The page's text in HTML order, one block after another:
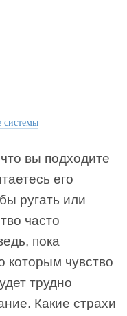
системы
вы подхо­дите
его
ругать или
часто
пока
которым чувство
трудно
Какие страхи